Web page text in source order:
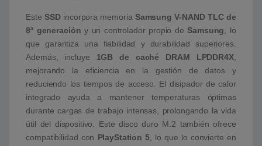
Este SSDincorpora memoria Samsung V-NAND TLC de
8ª generación y un controlador propio de Samsung, lo
que garantiza una fiabilidad y durabilidad superiores.
Además, incluye 1GB de caché DRAM LPDDR4X,
mejorando la eficiencia en la gestión de datos y
reduciendo los tiempos de acceso. El disipador de calor
integrado ayuda a mantener temperaturas óptimas
durante cargas de trabajo intensas, prolongando la vida
útil del dispositivo. Este disco duro M.2 también ofrece
compatibilidad con PlayStation 5, lo que lo convierte en